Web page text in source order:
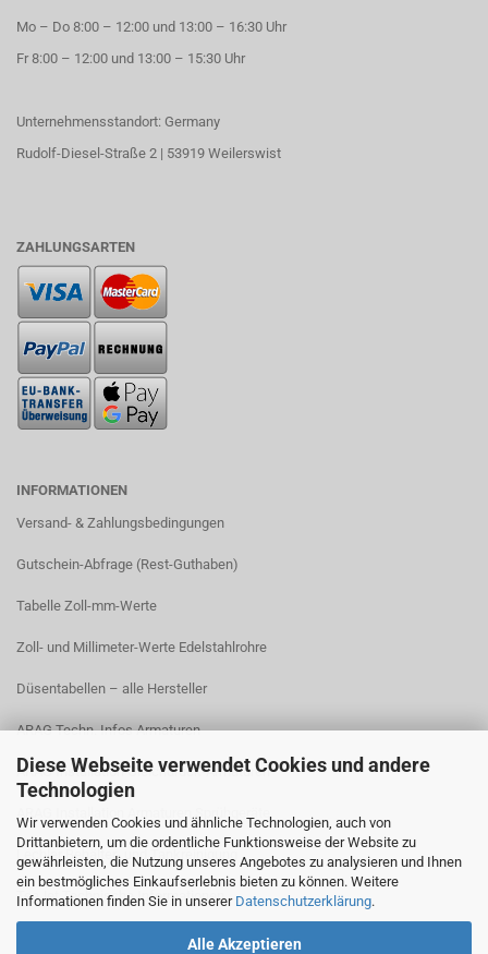
Diese Webseite verwendet Cookies und andere
Technologien
Wir verwenden Cookies und ähnliche Technologien, auch von
Drittanbietern, um die ordentliche Funktionsweise der Website zu
gewährleisten, die Nutzung unseres Angebotes zu analysieren und Ihnen
ein bestmögliches Einkaufserlebnis bieten zu können. Weitere
Informationen finden Sie in unserer Datenschutzerklärung.
Alle Akzeptieren
Mo – Do 8:00 – 12:00 und 13:00 – 16:30 Uhr
Fr 8:00 – 12:00 und 13:00 – 15:30 Uhr
Unternehmensstandort: Germany
Rudolf-Diesel-Straße 2 | 53919 Weilerswist
ZAHLUNGSARTEN
INFORMATIONEN
Versand- & Zahlungsbedingungen​
Gutschein-Abfrage (Rest-Guthaben)
Tabelle Zoll-mm-Werte
Zoll- und Millimeter-Werte Edelstahlrohre
Düsentabellen – alle Hersteller
ARAG Techn. Infos Armaturen
ARAG Installation Gleichdruck-Armaturen
ARAG Installation Armaturen Sprühgeräte
Lechler Behälter- und Tankreinigung
TeeJet Technische Informationen